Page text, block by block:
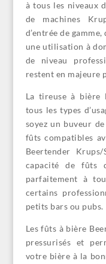
à tous les niveaux
de machines
d’entrée de
une utilisation à
de niveau
restent en majeure
La tireuse à bière
tous les types
soyez un buveur
fûts compatibles
Beertender
capacité de fûts
parfaitement à
certains
petits bars ou pubs.
Les fûts à bière
pressurisés et
votre bière à la